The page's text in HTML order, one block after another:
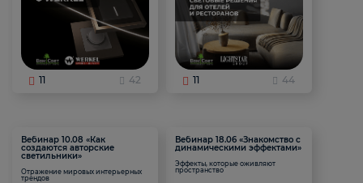
11 42 11 44
Вебинар 10.08 «Как
создаются авторские
светильники»
Отражение мировых интерьерных
трендов
Вебинар 18.06 «Знакомство с
динамическими эффектами»
Эффекты, которые оживляют
пространство